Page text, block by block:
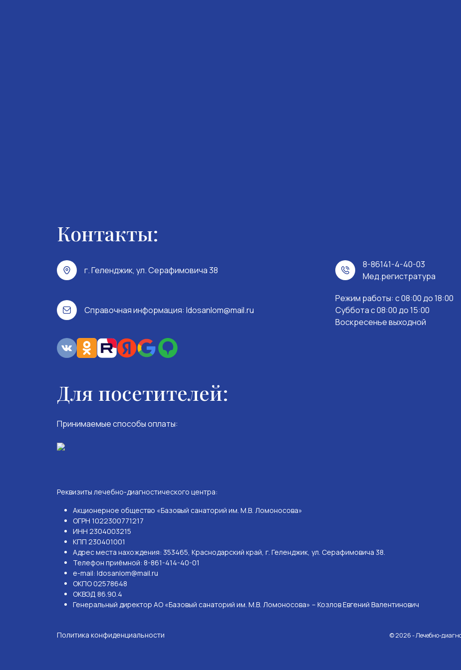
Контакты:
г. Геленджик, ул. Серафимовича 38
8-86141-4-40-03
Мед.регистратура
Справочная информация: ldosanlom@mail.ru
Режим работы: c 08:00 до 18:00
Суббота с 08:00 до 15:00
Воскресенье выходной
Для посетителей:
Принимаемые способы оплаты:
Реквизиты лечебно-диагностического центра:
Акционерное общество «Базовый санаторий им. М.В. Ломоносова»
ОГРН 1022300771217
ИНН 2304003215
КПП 230401001
Адрес места нахождения: 353465, Краснодарский край, г. Геленджик, ул. Серафимовича 38.
Телефон приёмной: 8-861-414-40-01
e-mail: ldosanlom@mail.ru
ОКПО 02578648
ОКВЭД 86.90.4
Генеральный директор АО «Базовый санаторий им. М.В. Ломоносова» – Козлов Евгений Валентинович
Политика конфиденциальности © 2026 - Лечебно-